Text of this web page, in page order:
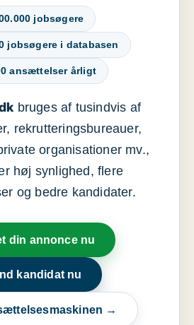
jobsøgere
jobsøgere i databasen
ansættelser årligt
bruges af tusindvis af
rekrutteringsbureauer,
organisationer mv.,
høj synlighed, flere
og bedre kandidater.
din annonce nu
kandidat nu
→